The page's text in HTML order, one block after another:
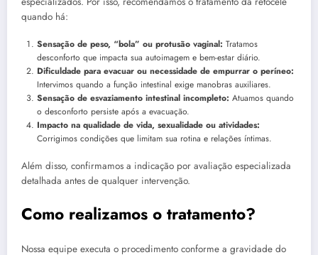
quando há:
Sensação de peso, “bola” ou protusão vaginal: Tratamos
desconforto que impacta sua autoimagem e bem-estar diário.
Dificuldade para evacuar ou necessidade de empurrar o períneo:
Intervimos quando a função intestinal exige manobras auxiliares.
Sensação de esvaziamento intestinal incompleto: Atuamos quando
o desconforto persiste após a evacuação.
Impacto na qualidade de vida, sexualidade ou atividades:
Corrigimos condições que limitam sua rotina e relações íntimas.
Além disso, confirmamos a indicação por avaliação especializada
detalhada antes de qualquer intervenção.
Como realizamos o tratamento?
Nossa equipe executa o procedimento conforme a gravidade do